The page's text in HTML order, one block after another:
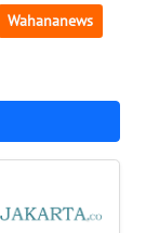
Wahananews